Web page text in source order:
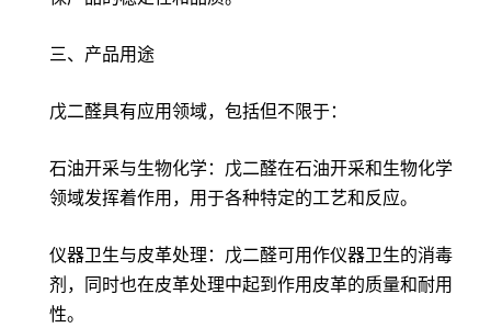
三、产品用途
戊二醛具有应用领域，包括但不限于：
石油开采与生物化学：戊二醛在石油开采和生物化学
领域发挥着作用，用于各种特定的工艺和反应。
仪器卫生与皮革处理：戊二醛可用作仪器卫生的消毒
剂，同时也在皮革处理中起到作用皮革的质量和耐用
性。